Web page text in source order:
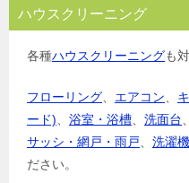
ハウスクリーニング
各種ハウスクリーニングも
フローリング エアコン
ード)
浴室・浴槽 洗面台
サッシ・網戸・雨戸
洗濯
ださい。